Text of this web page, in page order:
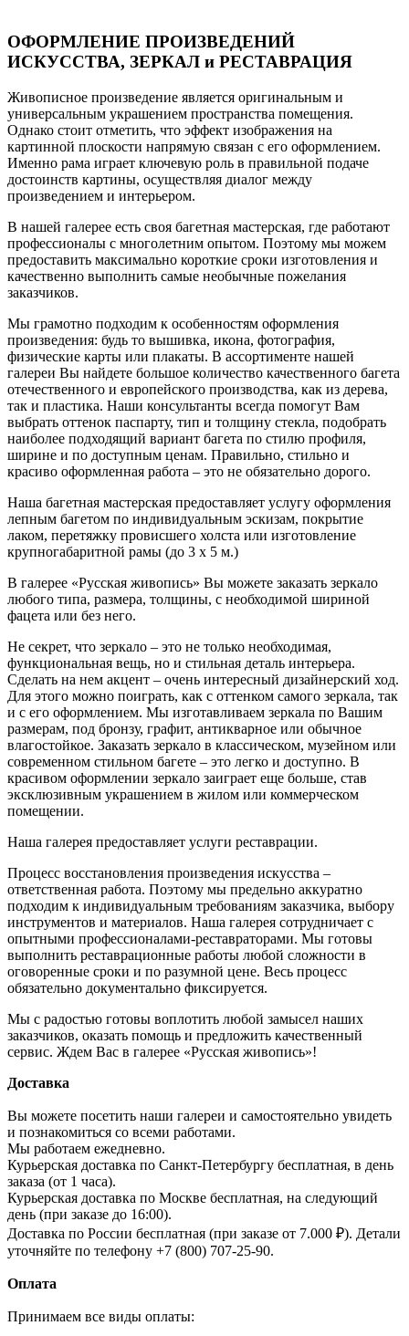
ОФОРМЛЕНИЕ ПРОИЗВЕДЕНИЙ
ИСКУССТВА, ЗЕРКАЛ и РЕСТАВРАЦИЯ
Живописное произведение является оригинальным и
универсальным украшением пространства помещения.
Однако стоит отметить, что эффект изображения на
картинной плоскости напрямую связан с его оформлением.
Именно рама играет ключевую роль в правильной подаче
достоинств картины, осуществляя диалог между
произведением и интерьером.
В нашей галерее есть своя багетная мастерская, где работают
профессионалы с многолетним опытом. Поэтому мы можем
предоставить максимально короткие сроки изготовления и
качественно выполнить самые необычные пожелания
заказчиков.
Мы грамотно подходим к особенностям оформления
произведения: будь то вышивка, икона, фотография,
физические карты или плакаты. В ассортименте нашей
галереи Вы найдете большое количество качественного багета
отечественного и европейского производства, как из дерева,
так и пластика. Наши консультанты всегда помогут Вам
выбрать оттенок паспарту, тип и толщину стекла, подобрать
наиболее подходящий вариант багета по стилю профиля,
ширине и по доступным ценам. Правильно, стильно и
красиво оформленная работа – это не обязательно дорого.
Наша багетная мастерская предоставляет услугу оформления
лепным багетом по индивидуальным эскизам, покрытие
лаком, перетяжку провисшего холста или изготовление
крупногабаритной рамы (до 3 х 5 м.)
В галерее «Русская живопись» Вы можете заказать зеркало
любого типа, размера, толщины, с необходимой шириной
фацета или без него.
Не секрет, что зеркало – это не только необходимая,
функциональная вещь, но и стильная деталь интерьера.
Сделать на нем акцент – очень интересный дизайнерский ход.
Для этого можно поиграть, как с оттенком самого зеркала, так
и с его оформлением. Мы изготавливаем зеркала по Вашим
размерам, под бронзу, графит, антикварное или обычное
влагостойкое. Заказать зеркало в классическом, музейном или
современном стильном багете – это легко и доступно. В
красивом оформлении зеркало заиграет еще больше, став
эксклюзивным украшением в жилом или коммерческом
помещении.
Наша галерея предоставляет услуги реставрации.
Процесс восстановления произведения искусства –
ответственная работа. Поэтому мы предельно аккуратно
подходим к индивидуальным требованиям заказчика, выбору
инструментов и материалов. Наша галерея сотрудничает с
опытными профессионалами-реставраторами. Мы готовы
выполнить реставрационные работы любой сложности в
оговоренные сроки и по разумной цене. Весь процесс
обязательно документально фиксируется.
Мы с радостью готовы воплотить любой замысел наших
заказчиков, оказать помощь и предложить качественный
сервис. Ждем Вас в галерее «Русская живопись»!
Доставка
Вы можете посетить наши галереи и самостоятельно увидеть
и познакомиться со всеми работами.
Мы работаем ежедневно.
Курьерская доставка по Санкт-Петербургу бесплатная, в день
заказа (от 1 часа).
Курьерская доставка по Москве бесплатная, на следующий
день (при заказе до 16:00).
Доставка по России бесплатная (при заказе от 7.000 ₽). Детали
уточняйте по телефону +7 (800) 707-25-90.
Оплата
Принимаем все виды оплаты: